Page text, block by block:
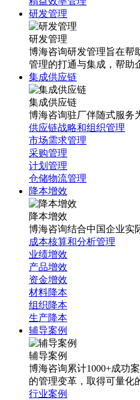
研发管理
研发管理
博海咨询研发管理旨在帮
管理的打通与集成，帮助
集成供应链
集成供应链
博海咨询驻厂伴随式服务
供应链战略和组织管理
市场需求管理
采购管理
计划管理
仓储物流管理
降本增效
降本增效
博海咨询结合中国企业实
成本核算和分析管理
业绩增效
产品增效
资金增效
材料降本
组织降本
生产降本
辅导案例
辅导案例
博海咨询累计1000+成功
的管理变革，取得可量化
行业案例